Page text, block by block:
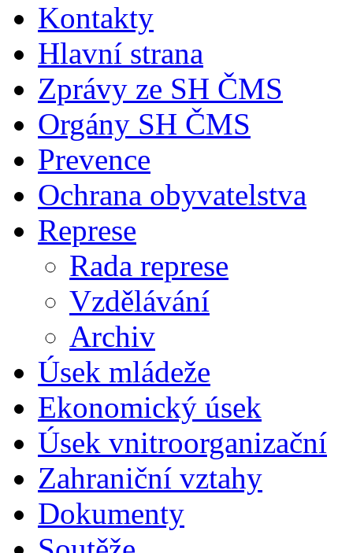
Kontakty
Hlavní strana
Zprávy ze SH ČMS
Orgány SH ČMS
Prevence
Ochrana obyvatelstva
Represe
Rada represe
Vzdělávání
Archiv
Úsek mládeže
Ekonomický úsek
Úsek vnitroorganizační
Zahraniční vztahy
Dokumenty